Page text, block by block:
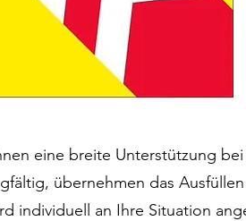
eine breite Unterstützung
übernehmen das
individuell an Ihre Situation